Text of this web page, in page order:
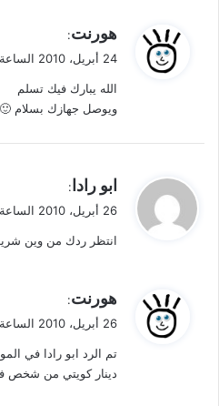
ي
ق
ل
هورنت:
24 أبريل، 2010 الساعة 11:23 م
الله يبارك فيك تسلم
ويوصل جهازك بسلام
ي
ق
ل
ابو رادا :
26 أبريل، 2010 الساعة 12:51 ص
انتظر ردك من وين
ي
ق
ل
هورنت:
26 أبريل، 2010 الساعة 2:40 م
دينار كويتي من شخص